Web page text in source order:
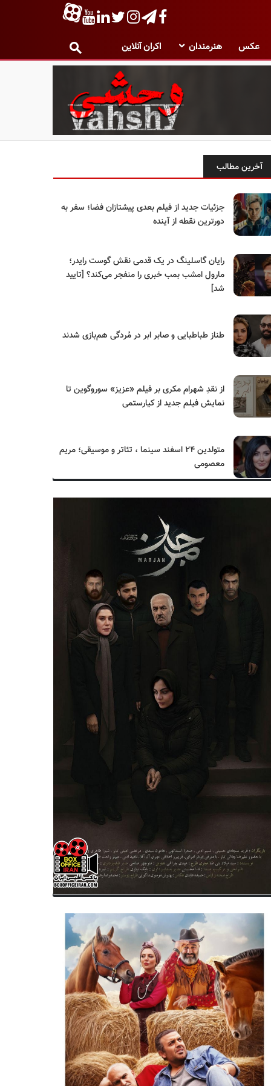
عکس هنرمندان اکران آنلاین
آخرین مطالب
جزئیات جدید از فیلم بعدی پیشتازان فضا؛ سفر به
دورترین نقطه از آینده
رایان گاسلینگ در یک قدمی نقش گوست رایدر؛
مارول امشب بمب خبری را منفجر می‌کند؟ [تایید
شد]
طناز طباطبایی و صابر ابر در مُردگی هم‌بازی شدند
از نقدِ شهرام مکری بر فیلم «عزیز» سوروگوین تا
نمایش فیلم جدید از کیارستمی
متولدین ۲۴ اسفند سینما ، تئاتر و موسیقی؛ مریم
معصومی